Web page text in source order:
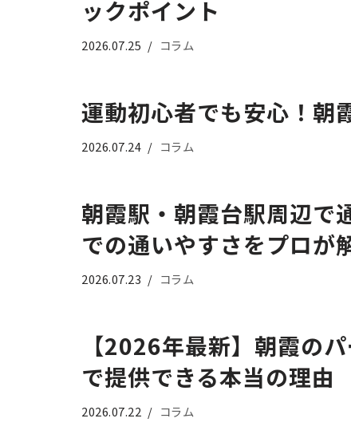
ックポイント
2026.07.25 コラム
運動初心者でも安心！朝
2026.07.24 コラム
朝霞駅・朝霞台駅周辺で
での通いやすさをプロが
2026.07.23 コラム
【2026年最新】朝霞の
で提供できる本当の理由
2026.07.22 コラム